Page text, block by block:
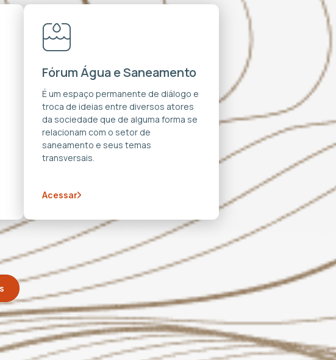
Fórum Água e Saneamento
É um espaço permanente de diálogo e
troca de ideias entre diversos atores
da sociedade que de alguma forma se
relacionam com o setor de
saneamento e seus temas
transversais.
Acessar